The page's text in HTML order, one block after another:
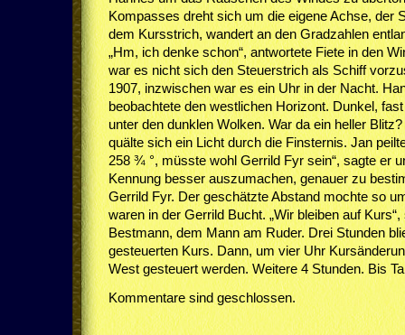
Kompasses dreht sich um die eigene Achse, der
dem Kursstrich, wandert an den Gradzahlen
„Hm, ich denke schon“, antwortete Fiete in den
war es nicht sich den Steuerstrich als Schiff
1907, inzwischen war es ein Uhr in der Nacht.
beobachtete den westlichen Horizont. Dunkel,
unter den dunklen Wolken. War da ein heller
quälte sich ein Licht durch die Finsternis. Jan
258 ¾ °, müsste wohl Gerrild Fyr sein“, sagte er
Kennung besser auszumachen, genauer zu
Gerrild Fyr. Der geschätzte Abstand mochte so
waren in der Gerrild Bucht. „Wir bleiben auf
Bestmann, dem Mann am Ruder. Drei Stunden
gesteuerten Kurs. Dann, um vier Uhr
West gesteuert werden. Weitere 4 Stunden. Bis
Kommentare sind geschlossen.